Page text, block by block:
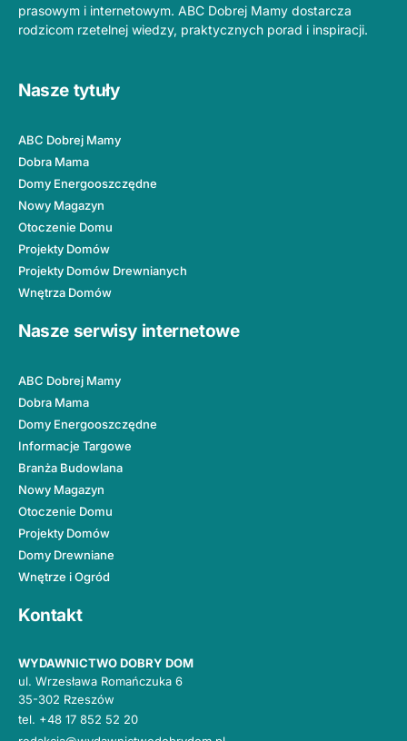
prasowym i internetowym. ABC Dobrej Mamy dostarcza
rodzicom rzetelnej wiedzy, praktycznych porad i inspiracji.
Nasze tytuły
ABC Dobrej Mamy
Dobra Mama
Domy Energooszczędne
Nowy Magazyn
Otoczenie Domu
Projekty Domów
Projekty Domów Drewnianych
Wnętrza Domów
Nasze serwisy internetowe
ABC Dobrej Mamy
Dobra Mama
Domy Energooszczędne
Informacje Targowe
Branża Budowlana
Nowy Magazyn
Otoczenie Domu
Projekty Domów
Domy Drewniane
Wnętrze i Ogród
Kontakt
WYDAWNICTWO DOBRY DOM
ul. Wrzesława Romańczuka 6
35-302 Rzeszów
tel. +48 17 852 52 20